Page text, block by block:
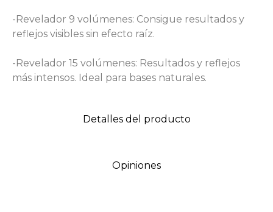
Detalles del producto
Opiniones
-Revelador 9 volúmenes: Consigue resultados y
reflejos visibles sin efecto raíz.
-Revelador 15 volúmenes: Resultados y reflejos
más intensos. Ideal para bases naturales.